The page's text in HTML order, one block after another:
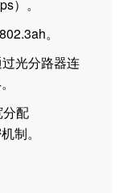
）。
。
光分路器连
配
制。